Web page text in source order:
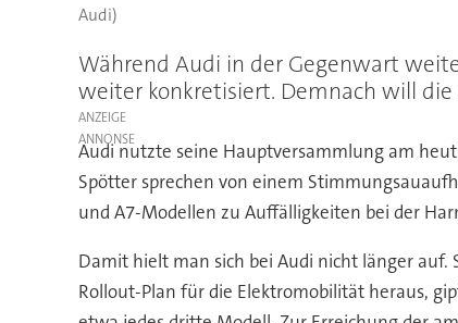
Audi)
Während Audi in der Gegenwart
weiter konkretisiert. Demnach will
ANZEIGE
Audi nutzte seine Hauptversammlung am
Spötter sprechen von einem
und A7-Modellen zu Auffälligkeiten bei der
Damit hielt man sich bei Audi nicht länger
Rollout-Plan für die Elektromobilität heraus,